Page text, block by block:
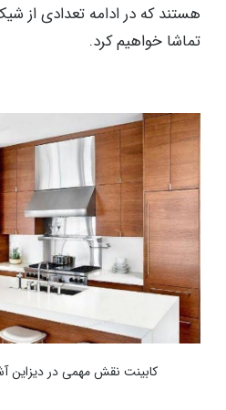
هستند که در ادامه تعدادی از
تماشا خواهیم کرد.
کابینت نقش مهمی در دیزاین